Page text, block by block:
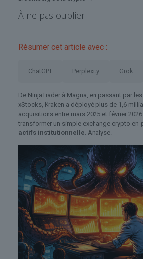
À ne pas oublier
Résumer cet article avec :
ChatGPT Perplexity Grok
De NinjaTrader à Magna, en passant par
xStocks, Kraken a déployé plus de 1,6
acquisitions entre mars 2025 et février
transformer un simple exchange crypto en
actifs institutionnelle . Analyse.